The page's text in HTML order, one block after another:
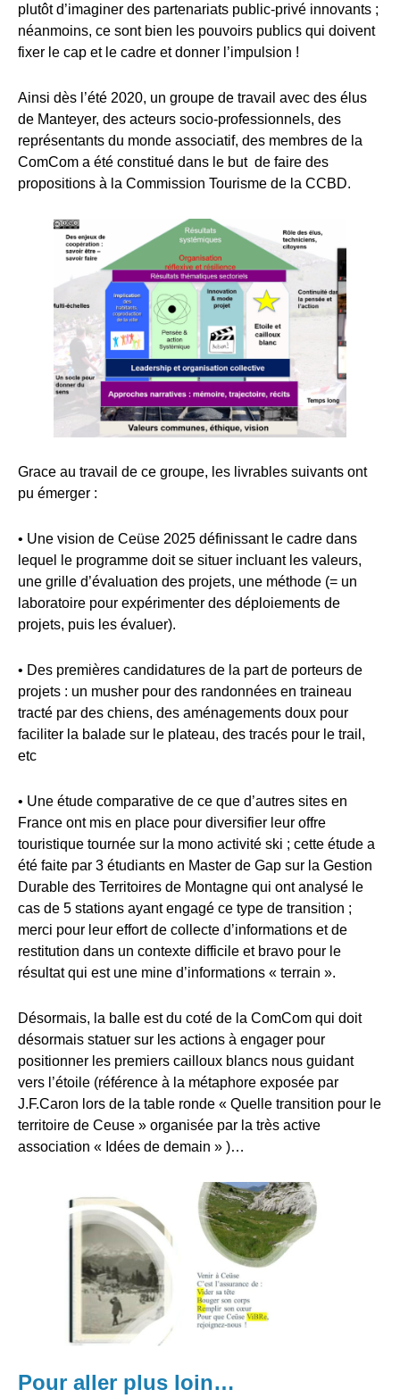
plutôt d’imaginer des partenariats public-privé innovants ;
néanmoins, ce sont bien les pouvoirs publics qui doivent
fixer le cap et le cadre et donner l’impulsion !
Ainsi dès l’été 2020, un groupe de travail avec des élus
de Manteyer, des acteurs socio-professionnels, des
représentants du monde associatif, des membres de la
ComCom a été constitué dans le but de faire des
propositions à la Commission Tourisme de la CCBD.
Grace au travail de ce groupe, les livrables suivants ont
pu émerger :
• Une vision de Ceüse 2025 définissant le cadre dans
lequel le programme doit se situer incluant les valeurs,
une grille d’évaluation des projets, une méthode (= un
laboratoire pour expérimenter des déploiements de
projets, puis les évaluer).
• Des premières candidatures de la part de porteurs de
projets : un musher pour des randonnées en traineau
tracté par des chiens, des aménagements doux pour
faciliter la balade sur le plateau, des tracés pour le trail,
etc
• Une étude comparative de ce que d’autres sites en
France ont mis en place pour diversifier leur offre
touristique tournée sur la mono activité ski ; cette étude a
été faite par 3 étudiants en Master de Gap sur la Gestion
Durable des Territoires de Montagne qui ont analysé le
cas de 5 stations ayant engagé ce type de transition ;
merci pour leur effort de collecte d’informations et de
restitution dans un contexte difficile et bravo pour le
résultat qui est une mine d’informations « terrain ».
Désormais, la balle est du coté de la ComCom qui doit
désormais statuer sur les actions à engager pour
positionner les premiers cailloux blancs nous guidant
vers l’étoile (référence à la métaphore exposée par
J.F.Caron lors de la table ronde « Quelle transition pour le
territoire de Ceuse » organisée par la très active
association « Idées de demain » )…
Pour aller plus loin…